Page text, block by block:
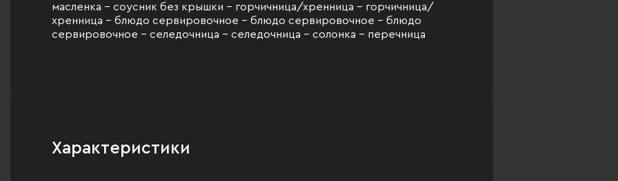
масленка - соусник без крышки - горчичница/хренница - горчичница/
хренница - блюдо сервировочное - блюдо сервировочное - блюдо
сервировочное - селедочница - селедочница - солонка - перечница
Характеристики